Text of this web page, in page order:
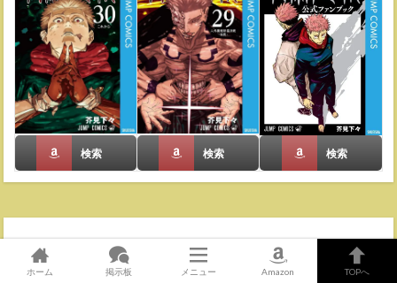
検索 検索 検索
ホーム 掲示板 メニュー Amazon TOPへ